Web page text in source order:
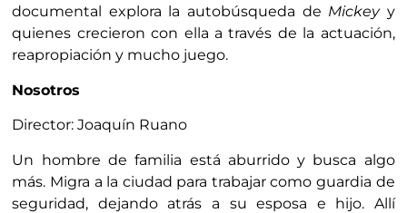
documental explora la autobúsqueda de Mickey y
quienes crecieron con ella a través de la actuación,
reapropiación y mucho juego.
Nosotros
Director: Joaquín Ruano
Un hombre de familia está aburrido y busca algo
más. Migra a la ciudad para trabajar como guardia de
seguridad, dejando atrás a su esposa e hijo. Allí